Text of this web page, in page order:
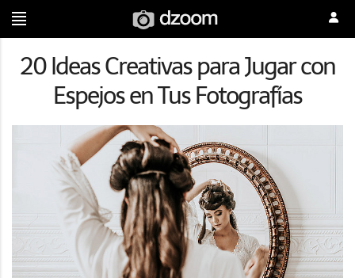
20 Ideas Creativas para Jugar con
Espejos en Tus Fotografías